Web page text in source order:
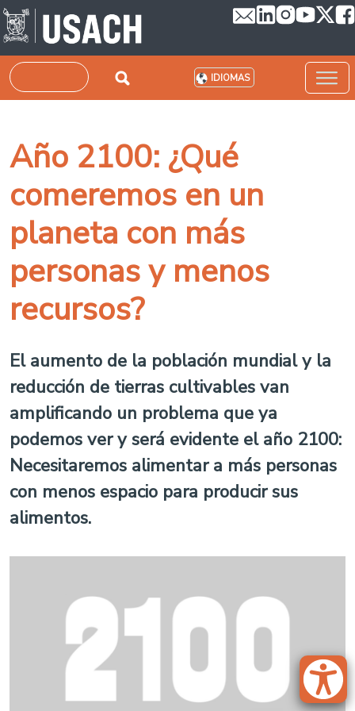
Pasar al contenido principal
Buscar IDIOMAS
Año 2100: ¿Qué
comeremos en un
planeta con más
personas y menos
recursos?
El aumento de la población mundial y la
reducción de tierras cultivables van
amplificando un problema que ya
podemos ver y será evidente el año 2100:
Necesitaremos alimentar a más personas
con menos espacio para producir sus
alimentos.